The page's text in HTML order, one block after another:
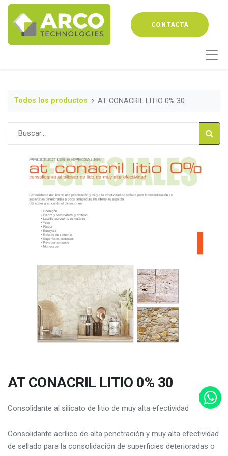
CONTACTA
Todos los productos AT CONACRIL LITIO 0% 30
AT CONACRIL LITIO 0% 30
Consolidante al silicato de litio de muy alta efectividad
Consolidante acrílico de alta penetración y muy alta efectividad
de sellado para la consolidación de superficies deterioradas o